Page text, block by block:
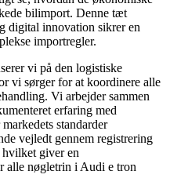
bilimport. Denne tæt
digital innovation sikrer en
importregler.
vi på den logistiske
vi sørger for at koordinere alle
Vi arbejder sammen
erfaring med
standarder
vejledt gennem registrering
hvilket giver en
alle nøgletrin i Audi e tron